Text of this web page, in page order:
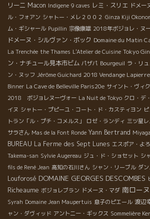
リーニ Macon Indigene 9 caves レミ・スリエ ドメー
ル・フォアン シャトー・メレ２００２ Ginza Kiji
ム・ギシャール Pupillin 宗像康雄 2018年ボジョレ・ヌ
ドメーヌ・シルヴァン・ボック Domaine du Matin
La Trenchée the Thames L'Atelier de Cuisine Tokyo
ン・ナチュール見本市ビム パザパ Bourgeuil ラ・リ
ン・ヌッフ Jérôme Guichard 2018 Vendange Lapierre
Binner La Cave de Belleville Paris20e サイント・ヴィ
2018 ボジョレヌーヴォー La Nuit de Tokyo クロ・デ
イヌ シャトー・プピーユ・コート・ド・カスティヨン
トラン「ル・プチ・コメルス」
ロゼ・ランディ 三ツ星レ
サラさん Mas de la Font Ronde Yann Bertrand
BUREAU La Ferme des Sept Lunes エスポア・よ
Takema-san Sylvie Augereau ジュ・ド・ショセット シ
fils de René Jean 高知の石川さん シャン・リーブル ダ
Louforosé DOMAINE GEORGES DESCOMBES
Richeaume ボジョレブラン ドメーヌ・マダ 南ローヌ
Syrah Domaine Jean Maupertuis 息子のピエール 渡辺
ャン・ダヴィッド アントニー・ギックス Sommelière